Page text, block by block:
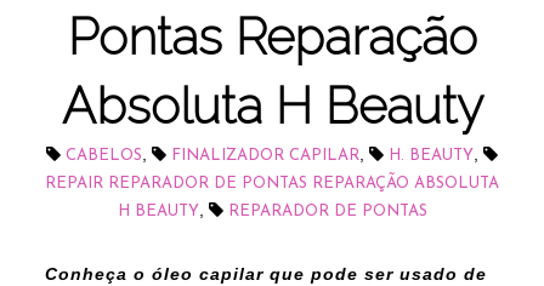
Pontas Reparação
Absoluta H Beauty
CABELOS, FINALIZADOR CAPILAR, H. BEAUTY,
REPAIR REPARADOR DE PONTAS REPARAÇÃO ABSOLUTA
H BEAUTY, REPARADOR DE PONTAS
Conheça o óleo capilar que pode ser usado de